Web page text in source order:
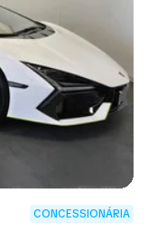
CONCESSIONÁRIA